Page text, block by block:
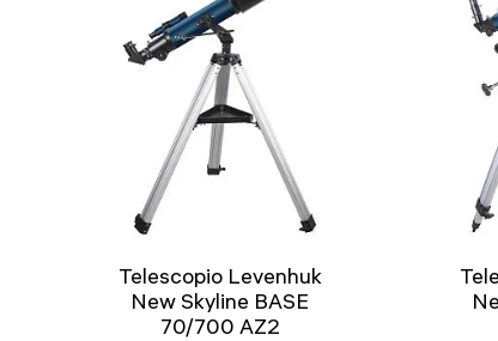
Telescopio Levenhuk
New Skyline BASE
70/700 AZ2